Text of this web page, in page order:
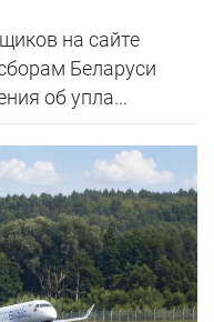
на сайте
Беларуси
об упла...